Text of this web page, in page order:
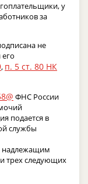
у
за
не
, п. 5 ст. 80 НК
ФНС России
подается в
службы
надлежащим
трех следующих